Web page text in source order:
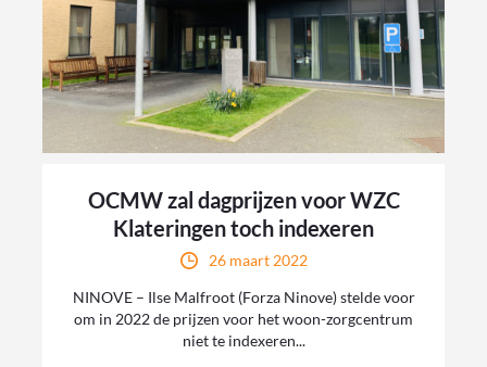
OCMW zal dagprijzen voor WZC
Klateringen toch indexeren
26 maart 2022
NINOVE – Ilse Malfroot (Forza Ninove) stelde voor
om in 2022 de prijzen voor het woon-zorgcentrum
niet te indexeren...